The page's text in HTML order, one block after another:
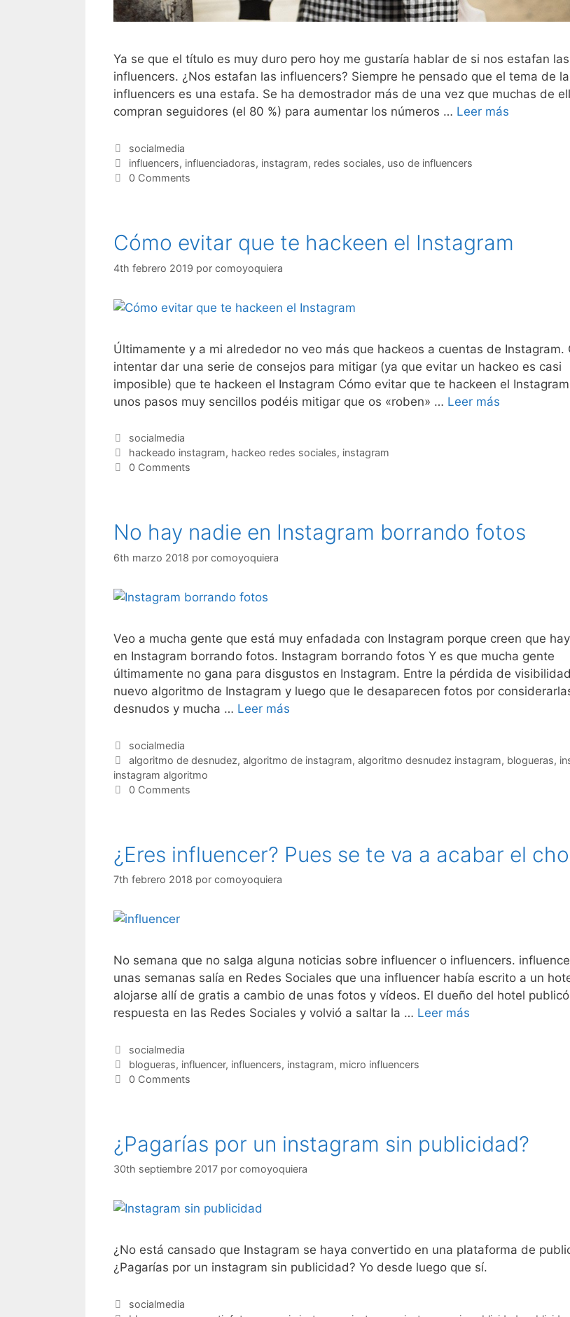
Ya se que el título es muy duro pero hoy me gustaría hablar de si nos estafan las
influencers. ¿Nos estafan las influencers? Siempre he pensado que el tema de
influencers es una estafa. Se ha demostrador más de una vez que muchas de
compran seguidores (el 80 %) para aumentar los números … Leer más
Categorías
socialmedia
Etiquetas
influencers, influenciadoras, instagram, redes sociales, uso de influencers
0 Comments
Cómo evitar que te hackeen el Instagram
4th febrero 2019 por comoyoquiera
Últimamente y a mi alrededor no veo más que hackeos a cuentas de Instagram.
intentar dar una serie de consejos para mitigar (ya que evitar un hackeo es casi
imposible) que te hackeen el Instagram Cómo evitar que te hackeen el
unos pasos muy sencillos podéis mitigar que os «roben» … Leer más
Categorías
socialmedia
Etiquetas
hackeado instagram, hackeo redes sociales, instagram
0 Comments
No hay nadie en Instagram borrando fotos
6th marzo 2018 por comoyoquiera
Veo a mucha gente que está muy enfadada con Instagram porque creen que
en Instagram borrando fotos. Instagram borrando fotos Y es que mucha gente
últimamente no gana para disgustos en Instagram. Entre la pérdida de
nuevo algoritmo de Instagram y luego que le desaparecen fotos por
desnudos y mucha … Leer más
Categorías
socialmedia
Etiquetas
algoritmo de desnudez, algoritmo de instagram, algoritmo desnudez instagram, blogueras,
instagram algoritmo
0 Comments
¿Eres influencer? Pues se te va a acabar el
7th febrero 2018 por comoyoquiera
No semana que no salga alguna noticias sobre influencer o influencers.
unas semanas salía en Redes Sociales que una influencer había escrito a un
alojarse allí de gratis a cambio de unas fotos y vídeos. El dueño del hotel
respuesta en las Redes Sociales y volvió a saltar la … Leer más
Categorías
socialmedia
Etiquetas
blogueras, influencer, influencers, instagram, micro influencers
0 Comments
¿Pagarías por un instagram sin publicidad?
30th septiembre 2017 por comoyoquiera
¿No está cansado que Instagram se haya convertido en una plataforma de
¿Pagarías por un instagram sin publicidad? Yo desde luego que sí.
Categorías
socialmedia